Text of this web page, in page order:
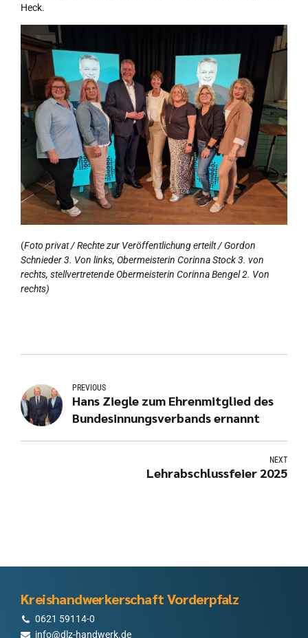
Heck.
(Foto privat / Rechte zur Veröffentlichung erteilt / Gordon
Schnieder 3. Von links, Obermeisterin Corinna Stock 3. von
rechts, stellvertretende Obermeisterin Corinna Bengel 2. Von
rechts)
PREVIOUS
Hans Ziegle zum Ehrenmitglied des
Bundesinnungsverbands ernannt
NEXT
Lehrabschlussfeier 2025
Kreishandwerkerschaft Vorderpfalz
0621 59114-0
info@dlz-handwerk.de